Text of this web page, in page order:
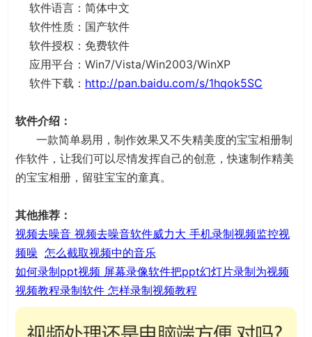
软件语言：简体中文
软件性质：国产软件
软件授权：免费软件
应用平台：Win7/Vista/Win2003/WinXP
软件下载： http://pan.baidu.com/s/1hqok5SC
软件介绍：
一款简单易用，制作效果又不失精美度的宝宝相册制
作软件，让我们可以尽情发挥自己的创意，快速制作精美
的宝宝相册，留驻宝宝的童真。
其他推荐：
视频去噪音 视频去噪音软件威力大 手机录制视频监控视
频噪 怎么截取视频中的音乐
如何录制ppt视频 屏幕录像软件把ppt幻灯片录制为视频
视频教程录制软件 怎样录制视频教程